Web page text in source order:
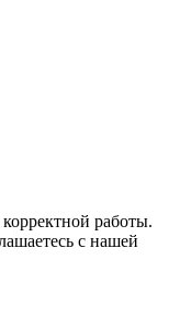
работы.
с нашей